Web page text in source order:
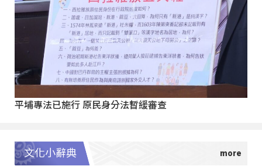
平埔專法已施行 原民身分法暫緩審查
文化小辭典